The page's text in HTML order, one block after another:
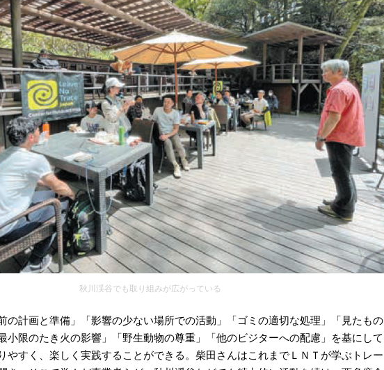
秋川渓谷でも取り組みが広がっている
の計画と準備」「影響の少ない場所での活動」「ゴミの適切な処理」「見たもの
小限のたき火の影響」「野生動物の尊重」「他のビジターへの配慮」を基にして
やすく、楽しく実践することができる。柴田さんはこれまでＬＮＴが学ぶトレー